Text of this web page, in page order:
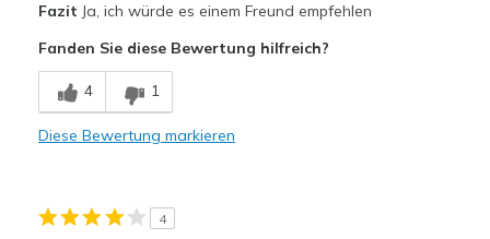
Nachteile
These are relaxed fit, but run larger than other
View On Shoes
I'm Into Shoes
Fazit Ja, ich würde es einem Freund empfehlen
Fanden Sie diese Bewertung hilfreich?
4 1
Diese Bewertung markieren
4